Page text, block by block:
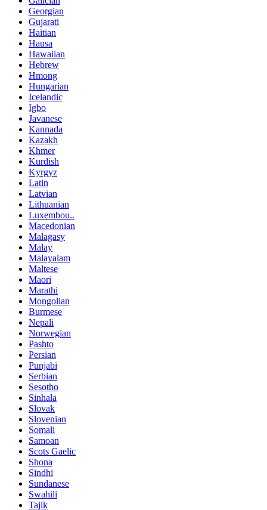
Georgian
Gujarati
Haitian
Hausa
Hawaiian
Hebrew
Hmong
Hungarian
Icelandic
Igbo
Javanese
Kannada
Kazakh
Khmer
Kurdish
Kyrgyz
Latin
Latvian
Lithuanian
Luxembou..
Macedonian
Malagasy
Malay
Malayalam
Maltese
Maori
Marathi
Mongolian
Burmese
Nepali
Norwegian
Pashto
Persian
Punjabi
Serbian
Sesotho
Sinhala
Slovak
Slovenian
Somali
Samoan
Scots Gaelic
Shona
Sindhi
Sundanese
Swahili
Tajik